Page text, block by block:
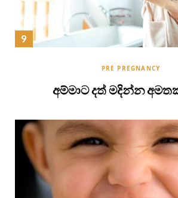
PRE PREGNANCY
අම්මාට දත් මදින්න